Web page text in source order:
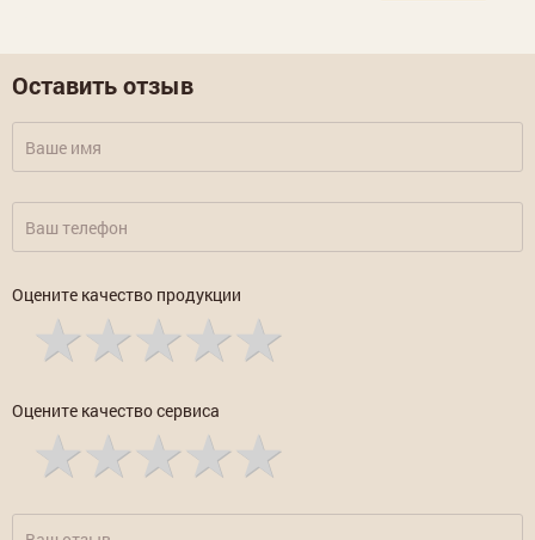
Оставить отзыв
Оцените качество продукции
Оцените качество сервиса